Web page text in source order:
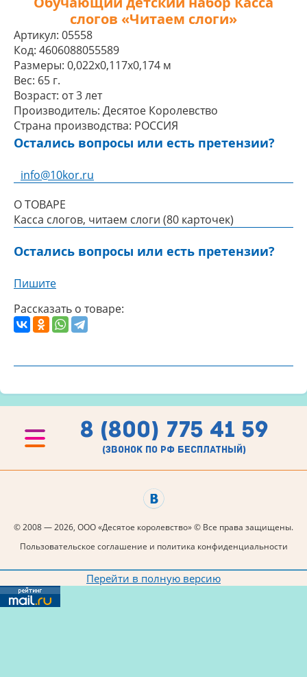
слогов «Читаем слоги»
Артикул: 05558
Код: 4606088055589
Размеры: 0,022x0,117x0,174 м
Вес: 65 г.
Возраст: от 3 лет
Производитель: Десятое Королевство
Страна производства: РОССИЯ
Остались вопросы или есть претензии?
info@10kor.ru
О ТОВАРЕ
Касса слогов, читаем слоги (80 карточек)
Остались вопросы или есть претензии?
Пишите
Рассказать о товаре:
8 (800) 775 41 59
(звонок по рф бесплатный)
© 2008 — 2026, ООО «Десятое королевство» © Все права защищены.
Пользовательское соглашение и политика конфиденциальности
Перейти в полную версию